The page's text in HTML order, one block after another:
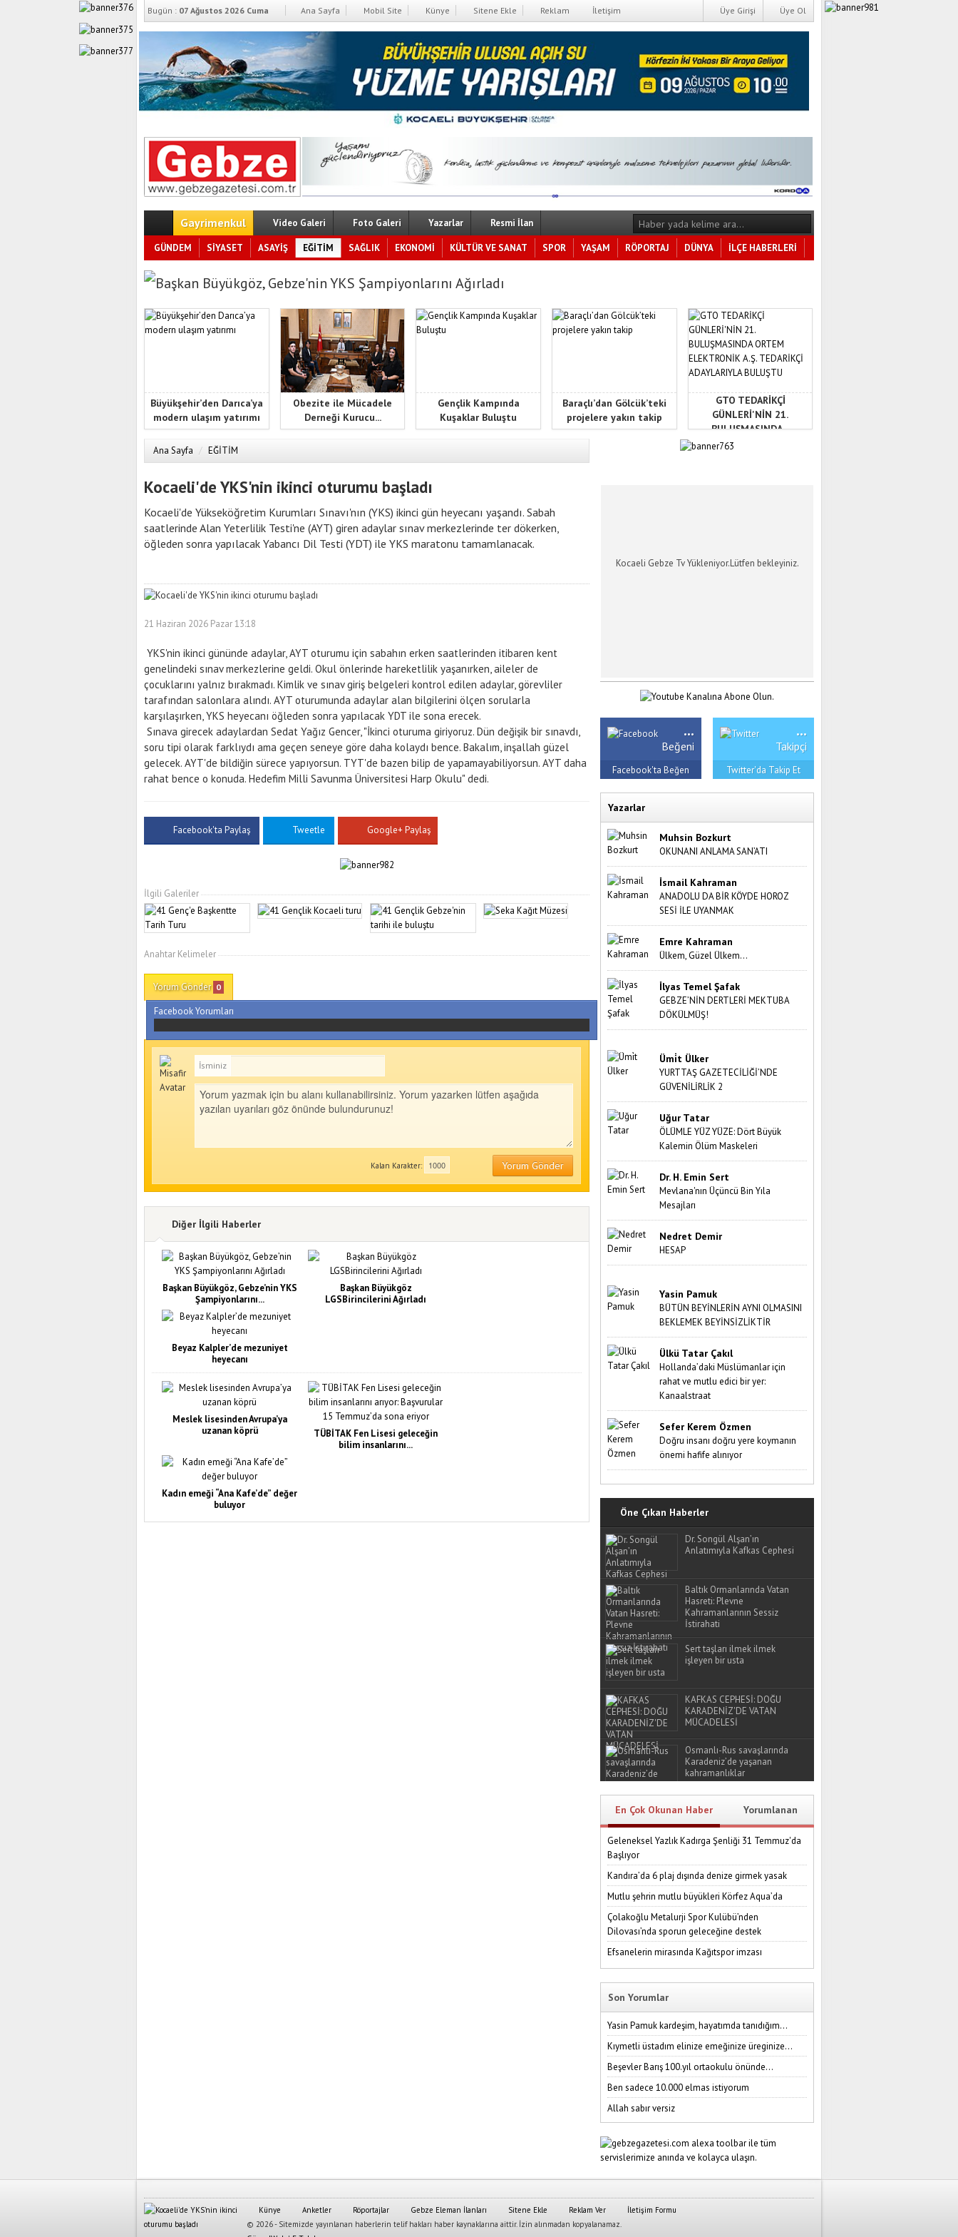
Bugün : 07 Ağustos 2026 Cuma Ana Sayfa Mobil Site Künye Sitene Ekle Reklam İletişim Üye Ol
Üye Girişi
Gayrimenkul Video Galeri Foto Galeri Yazarlar Resmi İlan
GÜNDEM SİYASET ASAYİŞ EĞİTİM SAĞLIK EKONOMİ KÜLTÜR VE SANAT SPOR YAŞAM RÖPORTAJ DÜNYA
İLÇE HABERLERİ
Başkan Büyükgöz, Gebze’nin YKS Şampiyonlarını Ağırladı
Büyükşehir’den Darıca’ya
modern ulaşım yatırımı
Obezite ile Mücadele
Derneği Kurucu...
Gençlik Kampında
Kuşaklar Buluştu
Baraçlı’dan Gölcük’teki
projelere yakın takip
GTO TEDARİKÇİ
GÜNLERİ'NİN 21.
BULUŞMASINDA...
Ana Sayfa / EĞİTİM
Kocaeli'de YKS'nin ikinci oturumu başladı
Kocaeli'de Yükseköğretim Kurumları Sınavı'nın (YKS) ikinci gün heyecanı yaşandı. Sabah
saatlerinde Alan Yeterlilik Testi'ne (AYT) giren adaylar sınav merkezlerinde ter dökerken,
öğleden sonra yapılacak Yabancı Dil Testi (YDT) ile YKS maratonu tamamlanacak.
21 Haziran 2026 Pazar 13:18
YKS'nin ikinci gününde adaylar, AYT oturumu için sabahın erken saatlerinden itibaren kent
genelindeki sınav merkezlerine geldi. Okul önlerinde hareketlilik yaşanırken, aileler de
çocuklarını yalnız bırakmadı. Kimlik ve sınav giriş belgeleri kontrol edilen adaylar, görevliler
tarafından salonlara alındı. AYT oturumunda adaylar alan bilgilerini ölçen sorularla
karşılaşırken, YKS heyecanı öğleden sonra yapılacak YDT ile sona erecek.
Sınava girecek adaylardan Sedat Yağız Gencer, "İkinci oturuma giriyoruz. Dün değişik bir sınavdı,
soru tipi olarak farklıydı ama geçen seneye göre daha kolaydı bence. Bakalım, inşallah güzel
gelecek. AYT'de bildiğin sürece yapıyorsun. TYT'de bazen bilip de yapamayabiliyorsun. AYT daha
rahat bence o konuda. Hedefim Milli Savunma Üniversitesi Harp Okulu" dedi.
Facebook'ta Paylaş Tweetle Google+ Paylaş
İlgili Galeriler
Anahtar Kelimeler
Yorum Gönder 0
Facebook Yorumları
İsminiz
Yorum Gönder
Kalan Karakter:
Diğer İlgili Haberler
Başkan Büyükgöz, Gebze’nin YKS
Şampiyonlarını...
Başkan Büyükgöz
LGSBirincilerini Ağırladı
Beyaz Kalpler’de mezuniyet
heyecanı
Meslek lisesinden Avrupa’ya
uzanan köprü
TÜBİTAK Fen Lisesi geleceğin
bilim insanlarını...
Kadın emeği “Ana Kafe’de” değer
buluyor
Kocaeli Gebze Tv Yükleniyor.Lütfen bekleyiniz.
...
Beğeni
Facebook'ta Beğen
...
Takipçi
Twitter'da Takip Et
Yazarlar
Muhsin Bozkurt
OKUNANI ANLAMA SAN’ATI
İsmail Kahraman
ANADOLU DA BİR KÖYDE HOROZ
SESİ İLE UYANMAK
Emre Kahraman
Ülkem, Güzel Ülkem…
İlyas Temel Şafak
GEBZE’NİN DERTLERİ MEKTUBA
DÖKÜLMÜŞ!
Ümi̇t Ülker
YURTTAŞ GAZETECİLİĞİ’NDE
GÜVENİLİRLİK 2
Uğur Tatar
ÖLÜMLE YÜZ YÜZE: Dört Büyük
Kalemin Ölüm Maskeleri
Dr. H. Emin Sert
Mevlana'nın Üçüncü Bin Yıla
Mesajları
Nedret Demir
HESAP
Yasin Pamuk
BÜTÜN BEYİNLERİN AYNI OLMASINI
BEKLEMEK BEYİNSİZLİKTİR
Ülkü Tatar Çakıl
Hollanda’daki Müslümanlar için
rahat ve mutlu edici bir yer:
Kanaalstraat
Sefer Kerem Özmen
Doğru insanı doğru yere koymanın
önemi hafife alınıyor
Öne Çıkan Haberler
Dr. Songül Alşan’ın
Anlatımıyla Kafkas Cephesi
Baltık Ormanlarında Vatan
Hasreti: Plevne
Kahramanlarının Sessiz
İstirahati
Sert taşları ilmek ilmek
işleyen bir usta
KAFKAS CEPHESİ: DOĞU
KARADENİZ'DE VATAN
MÜCADELESİ
Osmanlı-Rus savaşlarında
Karadeniz’de yaşanan
kahramanlıklar
En Çok Okunan Haber Yorumlanan
Geleneksel Yazlık Kadırga Şenliği 31 Temmuz'da
Başlıyor
Kandıra’da 6 plaj dışında denize girmek yasak
Mutlu şehrin mutlu büyükleri Körfez Aqua’da
Çolakoğlu Metalurji Spor Kulübü’nden
Dilovası’nda sporun geleceğine destek
Efsanelerin mirasında Kağıtspor imzası
Son Yorumlar
Yasin Pamuk kardeşim, hayatımda tanıdığım...
Kıymetli üstadım elinize emeğinize üreginize...
Beşevler Barış 100.yıl ortaokulu önünde...
Ben sadece 10.000 elmas istiyorum
Allah sabır versiz
Künye Anketler Röportajlar Gebze Eleman İlanları Sitene Ekle Reklam Ver
İletişim Formu
© 2026 - Sitemizde yayınlanan haberlerin telif hakları haber kaynaklarına aittir. İzin alınmadan kopyalanamaz.